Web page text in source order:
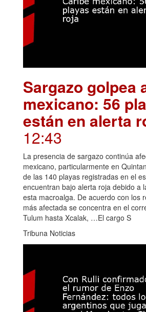
Sargazo golpea
mexicano: 56
están en alerta
12:43
La presencia de sargazo continúa
mexicano, particularmente en
de las 140 playas registradas en el
encuentran bajo alerta roja debido a
esta macroalga. De acuerdo con los
más afectada se concentra en el
Tulum hasta Xcalak, …El cargo S
Tribuna Noticias